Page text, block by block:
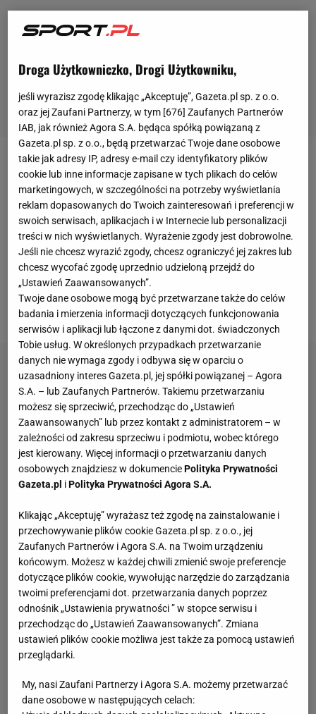
- Cieszymy się - zaczął pomeczową konferencję Sa
Pinto. - Tym bardziej że ta wygrana nam się
należała, ciężko na nią zapracowaliśmy. Uważam,
że zagraliśmy kompletnymecz, kontrolowaliśmy
jego przebieg. Co prawdaLechmiał dwie, trzy
okazje, ale to my byliśmy zdecydowanie groźniejsi.
Jestem bardzo dumny z drużyny, z tego, co
pokazała na boisku - dodał.
Droga Użytkowniczko, Drogi Użytkowniku,
jeśli wyrazisz zgodę klikając „Akceptuję”, Gazeta.pl sp. z o.o.
oraz jej Zaufani Partnerzy, w tym [676] Zaufanych Partnerów
IAB, jak również Agora S.A. będąca spółką powiązaną z
Gazeta.pl sp. z o.o., będą przetwarzać Twoje dane osobowe
takie jak adresy IP, adresy e-mail czy identyfikatory plików
cookie lub inne informacje zapisane w tych plikach do celów
marketingowych, w szczególności na potrzeby wyświetlania
reklam dopasowanych do Twoich zainteresowań i preferencji w
swoich serwisach, aplikacjach i w Internecie lub personalizacji
treści w nich wyświetlanych. Wyrażenie zgody jest dobrowolne.
Jeśli nie chcesz wyrazić zgody, chcesz ograniczyć jej zakres lub
chcesz wycofać zgodę uprzednio udzieloną przejdź do
„Ustawień Zaawansowanych”.
Twoje dane osobowe mogą być przetwarzane także do celów
badania i mierzenia informacji dotyczących funkcjonowania
serwisów i aplikacji lub łączone z danymi dot. świadczonych
Tobie usług. W określonych przypadkach przetwarzanie
danych nie wymaga zgody i odbywa się w oparciu o
uzasadniony interes Gazeta.pl, jej spółki powiązanej – Agora
S.A. – lub Zaufanych Partnerów. Takiemu przetwarzaniu
możesz się sprzeciwić, przechodząc do „Ustawień
Zaawansowanych” lub przez kontakt z administratorem – w
zależności od zakresu sprzeciwu i podmiotu, wobec którego
jest kierowany. Więcej informacji o przetwarzaniu danych
osobowych znajdziesz w dokumenciePolityka Prywatności
Gazeta.pl iPolityka Prywatności Agora S.A.
Klikając „Akceptuję” wyrażasz też zgodę na zainstalowanie i
przechowywanie plików cookie Gazeta.pl sp. z o.o., jej
Zaufanych Partnerów i Agora S.A. na Twoim urządzeniu
końcowym. Możesz w każdej chwili zmienić swoje preferencje
dotyczące plików cookie, wywołując narzędzie do zarządzania
twoimi preferencjami dot. przetwarzania danych poprzez
odnośnik „Ustawienia prywatności ” w stopce serwisu i
przechodząc do „Ustawień Zaawansowanych”. Zmiana
ustawień plików cookie możliwa jest także za pomocą ustawień
przeglądarki.
My, nasi Zaufani Partnerzy i Agora S.A. możemy przetwarzać
dane osobowe w następujących celach: